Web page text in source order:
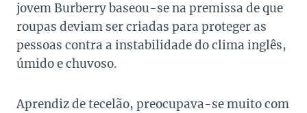
jovem Burberry baseou-se na premissa de que
roupas deviam ser criadas para proteger as
pessoas contra a instabilidade do clima inglês,
úmido e chuvoso.
Aprendiz de tecelão, preocupava-se muito com